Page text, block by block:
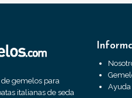
gemelos para
italianas de seda
Ayuda